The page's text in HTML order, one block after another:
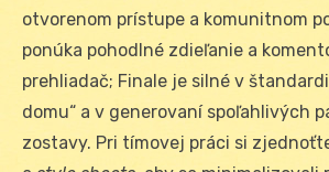
otvorenom prístupe a komunitnom
ponúka pohodlné zdieľanie a
prehliadač; Finale je silné v
domu“ a v generovaní spoľahlivých
zostavy. Pri tímovej práci si